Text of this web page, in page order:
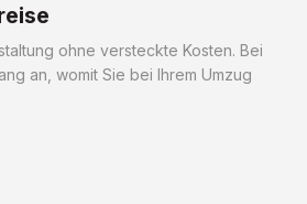
ohne versteckte Kosten. Bei
an, womit Sie bei Ihrem Umzug